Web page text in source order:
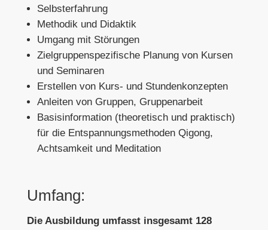
Selbsterfahrung
Methodik und Didaktik
Umgang mit Störungen
Zielgruppenspezifische Planung von Kursen
und Seminaren
Erstellen von Kurs- und Stundenkonzepten
Anleiten von Gruppen, Gruppenarbeit
Basisinformation (theoretisch und praktisch)
für die Entspannungsmethoden Qigong,
Achtsamkeit und Meditation
Umfang:
Die Ausbildung umfasst insgesamt 128